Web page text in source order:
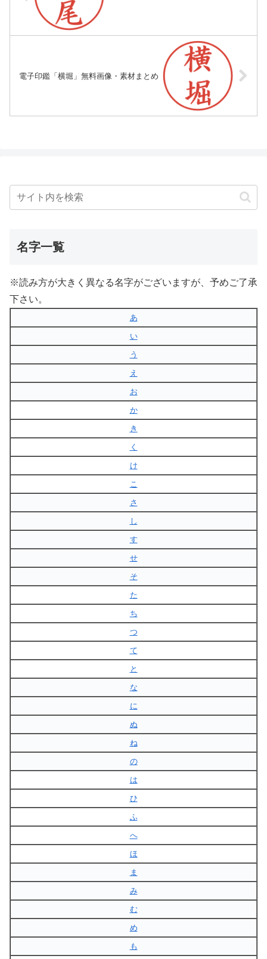
電子印鑑「横堀」無料画像・素材まとめ
名字一覧
※読み方が大きく異なる名字がございますが、予めご了承
下さい。
あ
い
う
え
お
か
き
く
け
こ
さ
し
す
せ
そ
た
ち
つ
て
と
な
に
ぬ
ね
の
は
ひ
ふ
へ
ほ
ま
み
む
め
も